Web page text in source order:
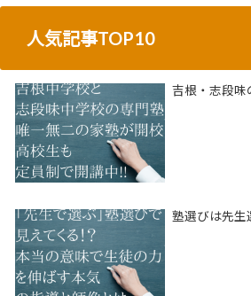
人気記事TOP10
吉根・志段味
塾選びは先生